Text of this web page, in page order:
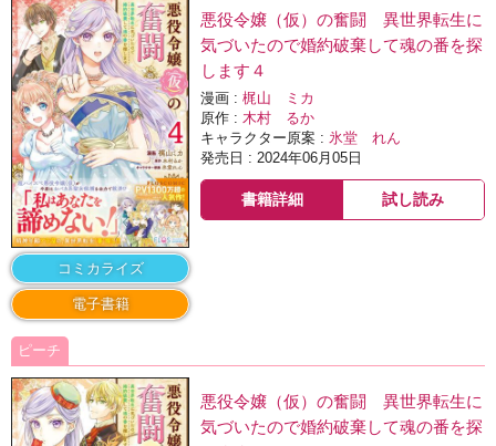
コミカライズ
電子書籍
悪役令嬢（仮）の奮闘 異世界転生に
気づいたので婚約破棄して魂の番を探
します４
漫画 :梶山 ミカ
原作 :木村 るか
キャラクター原案 :氷堂 れん
発売日 : 2024年06月05日
書籍詳細 試し読み
ピーチ
悪役令嬢（仮）の奮闘 異世界転生に
気づいたので婚約破棄して魂の番を探